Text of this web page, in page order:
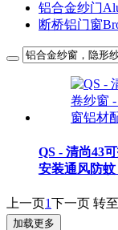
铝合金纱门
断桥铝门窗
QS - 清尚43
安装通风防
上一页1下一页 转
加载更多